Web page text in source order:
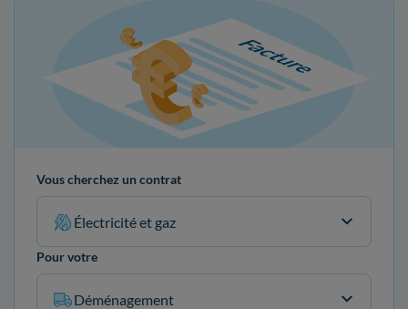
Vous cherchez un contrat
Électricité et gaz
Pour votre
Déménagement